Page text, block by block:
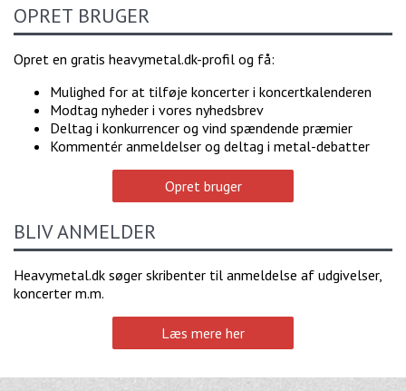
OPRET BRUGER
Opret en gratis heavymetal.dk-profil og få:
Mulighed for at tilføje koncerter i koncertkalenderen
Modtag nyheder i vores nyhedsbrev
Deltag i konkurrencer og vind spændende præmier
Kommentér anmeldelser og deltag i metal-debatter
Opret bruger
BLIV ANMELDER
Heavymetal.dk søger skribenter til anmeldelse af udgivelser,
koncerter m.m.
Læs mere her